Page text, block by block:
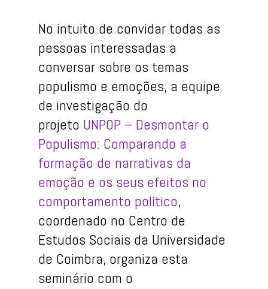
No intuito de convidar todas as
pessoas interessadas a
conversar sobre os temas
populismo e emoções, a equipe
de investigação do
projeto UNPOP – Desmontar o
Populismo: Comparando a
formação de narrativas da
emoção e os seus efeitos no
comportamento político,
coordenado no Centro de
Estudos Sociais da Universidade
de Coimbra, organiza esta
seminário com o